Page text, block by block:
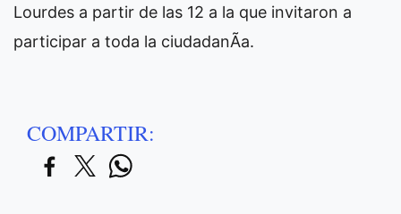
Lourdes a partir de las 12 a la que invitaron a
participar a toda la ciudadanÃ­a.
COMPARTIR: